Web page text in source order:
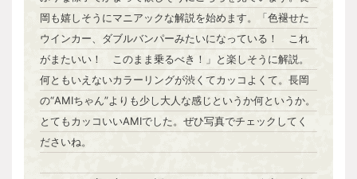
岡も嬉しそうにマニアックな解説を始めます。「色褪せた
ウインカー、ダブルバンパーみたいになっている！ これ
がまたいい！ このまま乗るべき！」と楽しそうに解説。
何ともいえないカラーリングが渋くてカッコよくて。長岡
の“AMIちゃん”よりも少し大人な感じというか何というか。
とてもカッコいいAMIでした。ぜひ写真でチェックしてく
ださいね。